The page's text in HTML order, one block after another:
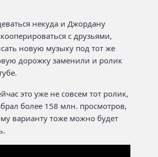
некуда и Джордану
с друзьями,
новую музыку под тот же
дорожку заменили и ролик
это уже не совсем тот ролик,
более 158 млн. просмотров,
варианту тоже можно будет